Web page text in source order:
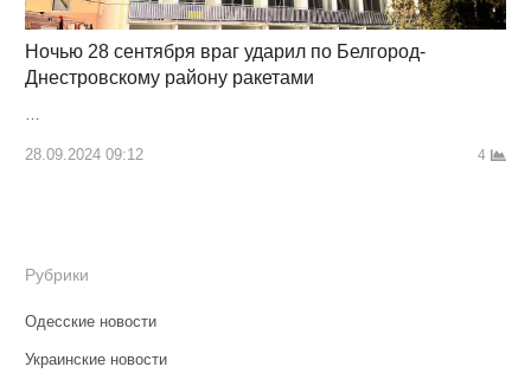
Ночью 28 сентября враг ударил по Белгород-
Днестровскому району ракетами
…
28.09.2024 09:12 4
Рубрики
Одесские новости
Украинские новости